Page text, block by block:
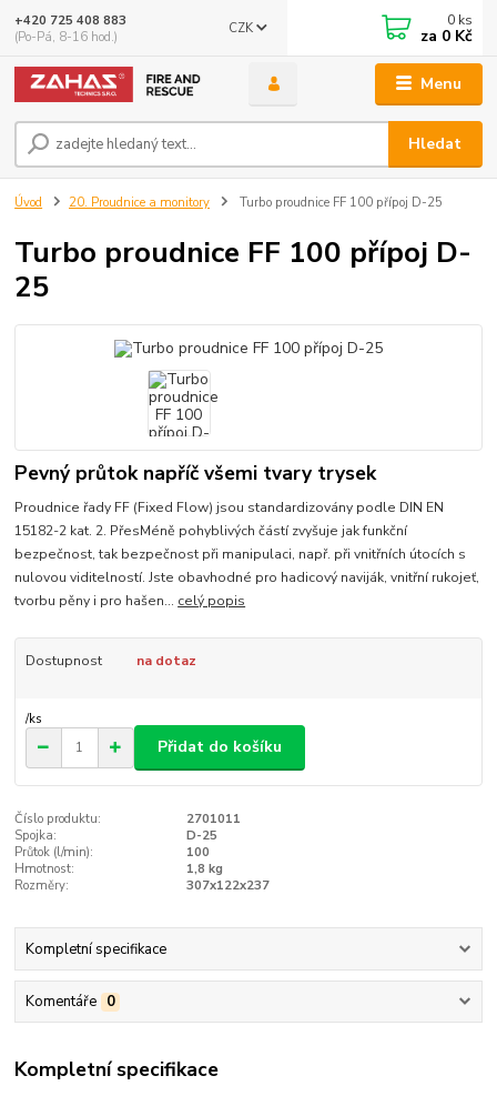
Menu
CZK
Hledat
+420 725 408 883
(Po-Pá, 8-16 hod.)
0 ks
za 0 Kč
Úvod 20. Proudnice a monitory Turbo proudnice FF 100 přípoj D-25
Turbo proudnice FF 100 přípoj D-
25
Pevný průtok napříč všemi tvary trysek
Proudnice řady FF (Fixed Flow) jsou standardizovány podle DIN EN
15182-2 kat. 2. PřesMéně pohyblivých částí zvyšuje jak funkční
bezpečnost, tak bezpečnost při manipulaci, např. při vnitřních útocích s
nulovou viditelností. Jste obavhodné pro hadicový naviják, vnitřní rukojeť,
tvorbu pěny i pro hašen... celý popis
Dostupnost na dotaz
/ks
Přidat do košíku
Číslo produktu:
2701011
Spojka:
D-25
Průtok (l/min):
100
Hmotnost:
1,8 kg
Rozměry:
307x122x237
Kompletní specifikace
Komentáře 0
Kompletní specifikace